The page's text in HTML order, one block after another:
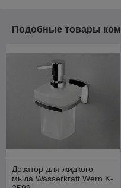
Подобные товары
Дозатор для жидкого
мыла Wasserkraft Wern K-